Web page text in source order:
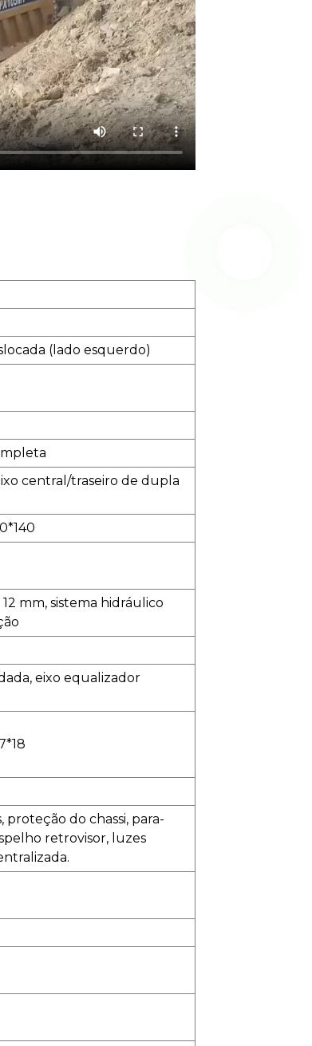
(lado esquerdo)
central/traseiro de dupla
mm, sistema hidráulico
eixo equalizador
proteção do chassi, para-
retrovisor, luzes